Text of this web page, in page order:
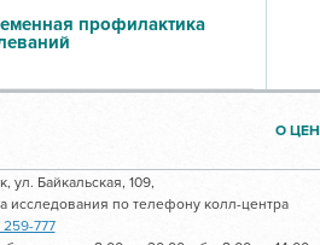
профилактика
О
ул. Байкальская, 109,
исследования по телефону колл-центра
259-777